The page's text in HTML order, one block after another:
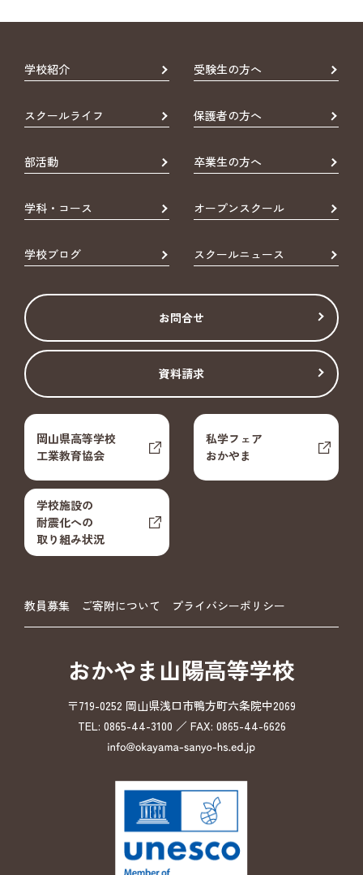
学校紹介 受験生の方へ
スクールライフ 保護者の方へ
部活動 卒業生の方へ
学科・コース オープンスクール
学校ブログ スクールニュース
お問合せ
資料請求
岡山県高等学校
工業教育協会
私学フェア
おかやま
学校施設の
耐震化への
取り組み状況
教員募集 ご寄附について プライバシーポリシー
おかやま山陽高等学校
〒719-0252 岡山県浅口市鴨方町六条院中2069
TEL: 0865-44-3100 ／ FAX: 0865-44-6626